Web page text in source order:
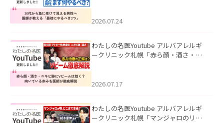
た。
2026.07.24
わたしの名医Youtube アルバアレルギ
ークリニック札幌「赤ら顔・酒さ・ニ
した。
2026.07.17
わたしの名医Youtube アルバアレルギ
ークリニック札幌「マンジャロのリア